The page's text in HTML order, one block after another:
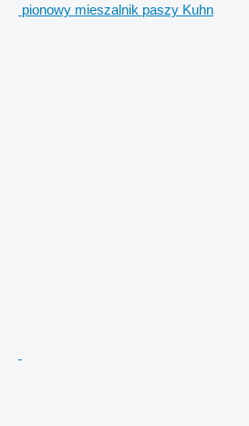
pionowy mieszalnik paszy Kuhn